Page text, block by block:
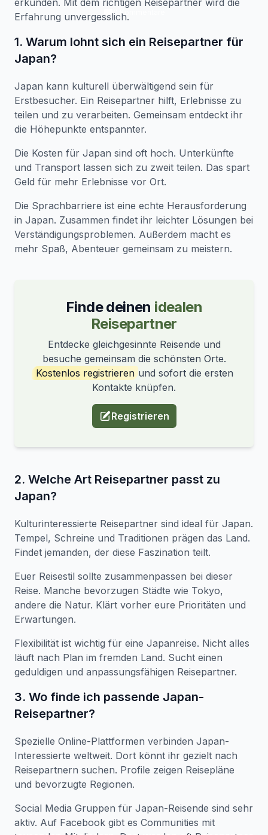
0 Kommentare
erkunden. Mit dem richtigen Reisepartner wird die
Erfahrung unvergesslich.
1. Warum lohnt sich ein Reisepartner für
Japan?
Japan kann kulturell überwältigend sein für
Erstbesucher. Ein Reisepartner hilft, Erlebnisse zu
teilen und zu verarbeiten. Gemeinsam entdeckt ihr
die Höhepunkte entspannter.
Die Kosten für Japan sind oft hoch. Unterkünfte
und Transport lassen sich zu zweit teilen. Das spart
Geld für mehr Erlebnisse vor Ort.
Die Sprachbarriere ist eine echte Herausforderung
in Japan. Zusammen findet ihr leichter Lösungen bei
Verständigungsproblemen. Außerdem macht es
mehr Spaß, Abenteuer gemeinsam zu meistern.
Finde deinen idealen
Reisepartner
Entdecke gleichgesinnte Reisende und
besuche gemeinsam die schönsten Orte.
Kostenlos registrieren und sofort die ersten
Kontakte knüpfen.
Registrieren
2. Welche Art Reisepartner passt zu
Japan?
Kulturinteressierte Reisepartner sind ideal für Japan.
Tempel, Schreine und Traditionen prägen das Land.
Findet jemanden, der diese Faszination teilt.
Euer Reisestil sollte zusammenpassen bei dieser
Reise. Manche bevorzugen Städte wie Tokyo,
andere die Natur. Klärt vorher eure Prioritäten und
Erwartungen.
Flexibilität ist wichtig für eine Japanreise. Nicht alles
läuft nach Plan im fremden Land. Sucht einen
geduldigen und anpassungsfähigen Reisepartner.
3. Wo finde ich passende Japan-
Reisepartner?
Spezielle Online-Plattformen verbinden Japan-
Interessierte weltweit. Dort könnt ihr gezielt nach
Reisepartnern suchen. Profile zeigen Reisepläne
und bevorzugte Regionen.
Social Media Gruppen für Japan-Reisende sind sehr
aktiv. Auf Facebook gibt es Communities mit